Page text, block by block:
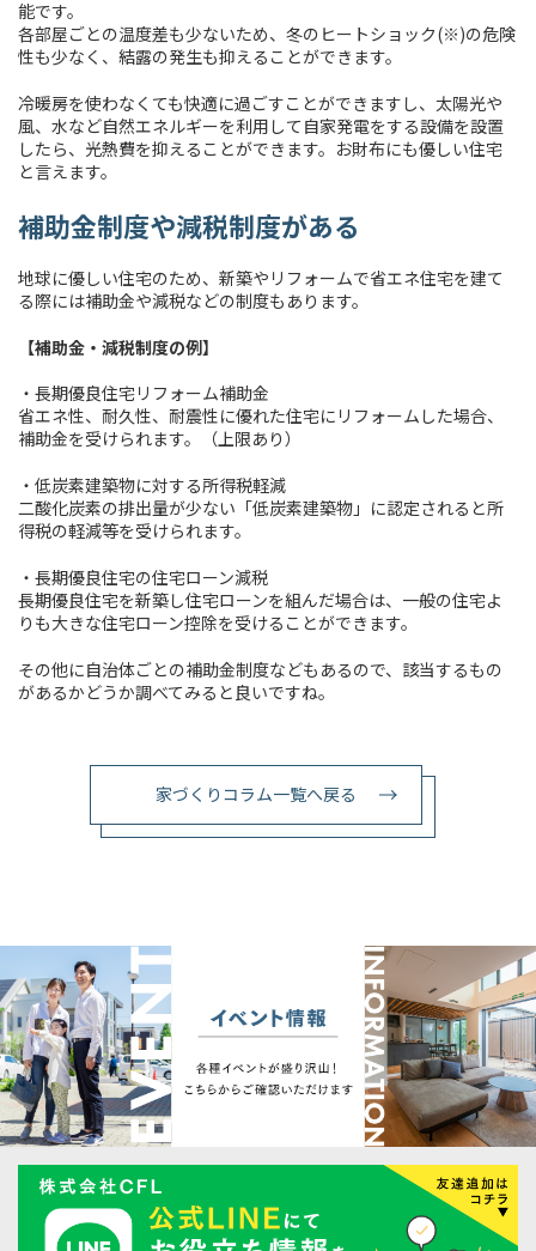
能です。
各部屋ごとの温度差も少ないため、冬のヒートショック(※)の危険
性も少なく、結露の発生も抑えることができます。
冷暖房を使わなくても快適に過ごすことができますし、太陽光や
風、水など自然エネルギーを利用して自家発電をする設備を設置
したら、光熱費を抑えることができます。お財布にも優しい住宅
と言えます。
補助金制度や減税制度がある
地球に優しい住宅のため、新築やリフォームで省エネ住宅を建て
る際には補助金や減税などの制度もあります。
【補助金・減税制度の例】
・長期優良住宅リフォーム補助金
省エネ性、耐久性、耐震性に優れた住宅にリフォームした場合、
補助金を受けられます。（上限あり）
・低炭素建築物に対する所得税軽減
二酸化炭素の排出量が少ない「低炭素建築物」に認定されると所
得税の軽減等を受けられます。
・長期優良住宅の住宅ローン減税
長期優良住宅を新築し住宅ローンを組んだ場合は、一般の住宅よ
りも大きな住宅ローン控除を受けることができます。
その他に自治体ごとの補助金制度などもあるので、該当するもの
があるかどうか調べてみると良いですね。
家づくりコラム一覧へ戻る